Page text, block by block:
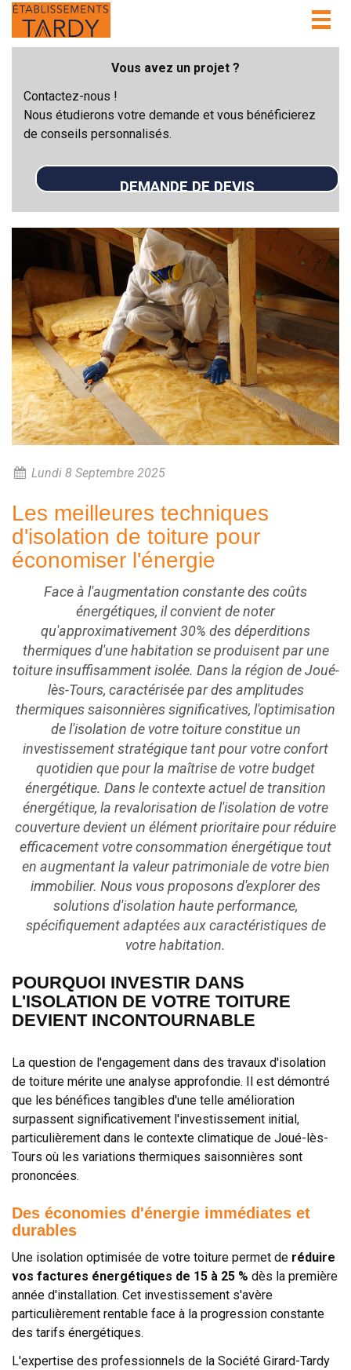
Vous avez un projet ?
Contactez-nous !
Nous étudierons votre demande et vous bénéficierez
de conseils personnalisés.
DEMANDE DE DEVIS
Lundi 8 Septembre 2025
Les meilleures techniques
d'isolation de toiture pour
économiser l'énergie
Face à l'augmentation constante des coûts
énergétiques, il convient de noter
qu'approximativement 30% des déperditions
thermiques d'une habitation se produisent par une
toiture insuffisamment isolée. Dans la région de Joué-
lès-Tours, caractérisée par des amplitudes
thermiques saisonnières significatives, l'optimisation
de l'isolation de votre toiture constitue un
investissement stratégique tant pour votre confort
quotidien que pour la maîtrise de votre budget
énergétique. Dans le contexte actuel de transition
énergétique, la revalorisation de l'isolation de votre
couverture devient un élément prioritaire pour réduire
efficacement votre consommation énergétique tout
en augmentant la valeur patrimoniale de votre bien
immobilier. Nous vous proposons d'explorer des
solutions d'isolation haute performance,
spécifiquement adaptées aux caractéristiques de
votre habitation.
POURQUOI INVESTIR DANS
L'ISOLATION DE VOTRE TOITURE
DEVIENT INCONTOURNABLE
La question de l'engagement dans des travaux d'isolation
de toiture mérite une analyse approfondie. Il est démontré
que les bénéfices tangibles d'une telle amélioration
surpassent significativement l'investissement initial,
particulièrement dans le contexte climatique de Joué-lès-
Tours où les variations thermiques saisonnières sont
prononcées.
Des économies d'énergie immédiates et
durables
Une isolation optimisée de votre toiture permet de réduire
vos factures énergétiques de 15 à 25 % dès la première
année d'installation. Cet investissement s'avère
particulièrement rentable face à la progression constante
des tarifs énergétiques.
L'expertise des professionnels de la Société Girard-Tardy